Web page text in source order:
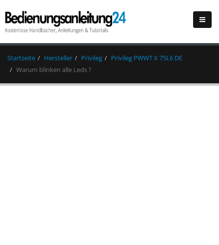
Startseite Hersteller Privileg
Privileg PWWT X 75L6 DE
Warum blinken alle Leds ?